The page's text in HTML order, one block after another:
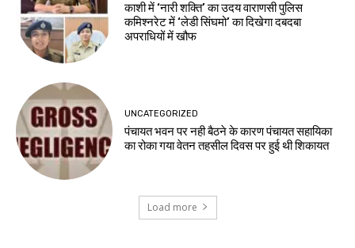
काशी में ‘नारी शक्ति’ का उदय वाराणसी पुलिस
कमिश्नरेट में ‘लेडी सिंघमो’ का दिखेगा दबदबा
अपराधियों में खौफ
UNCATEGORIZED
पंचायत भवन पर नही बैठने के कारण पंचायत सहायिका
का रोका गया वेतन तहसील दिवस पर हुई थी शिकायत
Load more